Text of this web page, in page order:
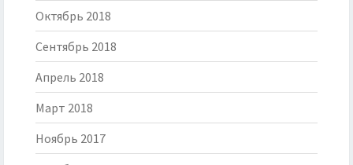
Октябрь 2018
Сентябрь 2018
Апрель 2018
Март 2018
Ноябрь 2017